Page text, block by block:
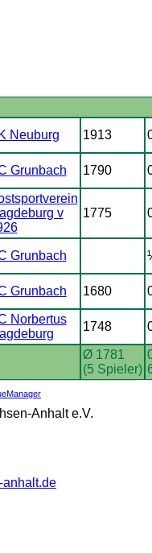
Neuburg 1913
Grunbach 1790
v
1775
Grunbach
Grunbach 1680
Norbertus
1748
Ø 1781
(5 Spieler)
Anhalt e.V.
anhalt.de